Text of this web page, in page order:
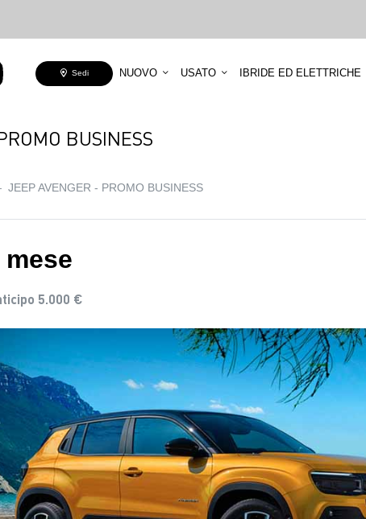
Sedi NUOVO USATO IBRIDE ED ELETTRICHE
BUSINESS
JEEP AVENGER - PROMO BUSINESS
mese
5.000 €